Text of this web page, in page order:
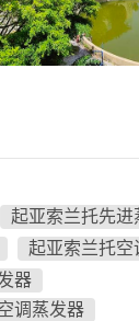
起亚索兰托先进
起亚索兰托空
器
调蒸发器